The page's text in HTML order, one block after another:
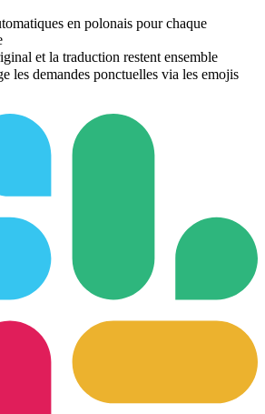
en polonais pour chaque
et la traduction restent ensemble
les demandes ponctuelles via les emojis